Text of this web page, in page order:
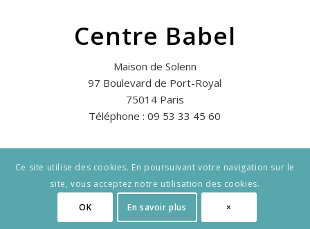
Centre Babel
Maison de Solenn
97 Boulevard de Port-Royal
75014 Paris
Téléphone : 09 53 33 45 60
POLITIQUE DE CONFIDENTIALITÉ
Ce site utilise des cookies. En poursuivant votre navigation sur le
site, vous acceptez notre utilisation des cookies.
OK
En savoir plus ×